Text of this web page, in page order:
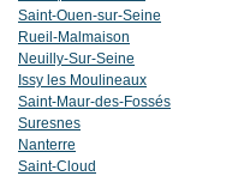
Saint-Ouen-sur-Seine
Rueil-Malmaison
Neuilly-Sur-Seine
Issy les Moulineaux
Saint-Maur-des-Fossés
Suresnes
Nanterre
Saint-Cloud